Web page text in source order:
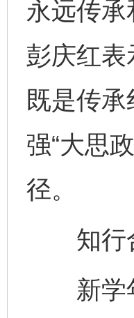
永远传
彭庆红表
既是传
强“大思
径。
知行合
新学年